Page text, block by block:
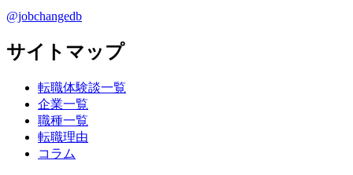
@jobchangedb
サイトマップ
転職体験談一覧
企業一覧
職種一覧
転職理由
コラム